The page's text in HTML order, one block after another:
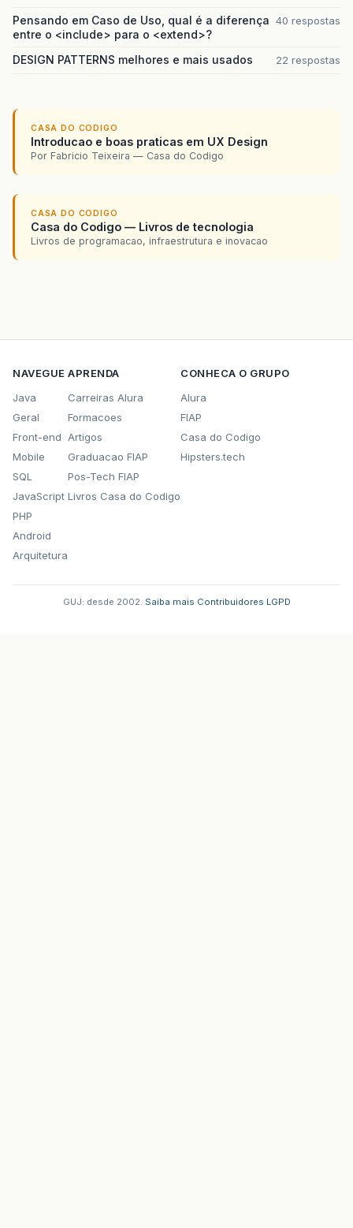
Pensando em Caso de Uso, qual é a diferença
entre o <include> para o <extend>?
40 respostas
DESIGN PATTERNS melhores e mais usados 22 respostas
CASA DO CODIGO
Introducao e boas praticas em UX Design
Por Fabricio Teixeira — Casa do Codigo
CASA DO CODIGO
Casa do Codigo — Livros de tecnologia
Livros de programacao, infraestrutura e inovacao
NAVEGUE
Java
Geral
Front-end
Mobile
SQL
JavaScript
PHP
Android
Arquitetura
APRENDA
Carreiras Alura
Formacoes
Artigos
Graduacao FIAP
Pos-Tech FIAP
Livros Casa do Codigo
CONHECA O GRUPO
Alura
FIAP
Casa do Codigo
Hipsters.tech
GUJ: desde 2002. Saiba mais Contribuidores LGPD